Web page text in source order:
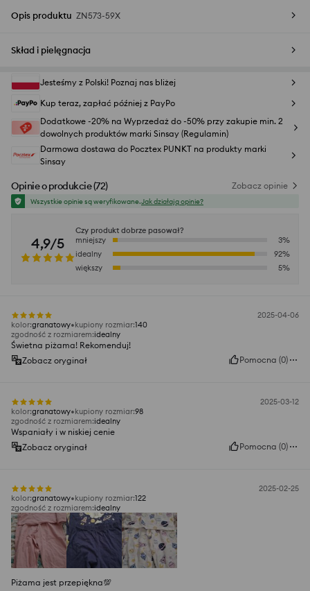
Opis produktu ZN573-59X
Skład i pielęgnacja
Jesteśmy z Polski! Poznaj nas bliżej
Kup teraz, zapłać później z PayPo
Dodatkowe -20% na Wyprzedaż do -50% przy zakupie min. 2
dowolnych produktów marki Sinsay (Regulamin)
Darmowa dostawa do Pocztex PUNKT na produkty marki
Sinsay
Opinie o produkcie(72) Zobacz opinie
Wszystkie opinie są weryfikowane.Jak działają opinie?
4,9/5
Czy produkt dobrze pasował?
mniejszy
3%
idealny
92%
większy
5%
2025-04-06
kolor:granatowy kupiony rozmiar:140
zgodność z rozmiarem:idealny
Świetna piżama! Rekomenduj!
Zobacz oryginał
Pomocna (0)
2025-03-12
kolor:granatowy kupiony rozmiar:98
zgodność z rozmiarem:idealny
Wspaniały i w niskiej cenie
Zobacz oryginał
Pomocna (0)
2025-02-25
kolor:granatowy kupiony rozmiar:122
zgodność z rozmiarem:idealny
Piżama jest przepiękna💯